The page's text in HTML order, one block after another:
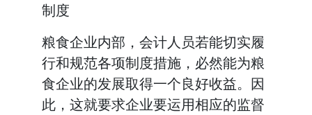
制度
粮食企业内部，会计人员若能切实履
行和规范各项制度措施，必然能为粮
食企业的发展取得一个良好收益。因
此，这就要求企业要运用相应的监督